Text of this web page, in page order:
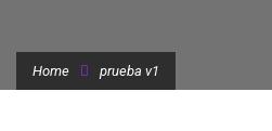
Home prueba v1